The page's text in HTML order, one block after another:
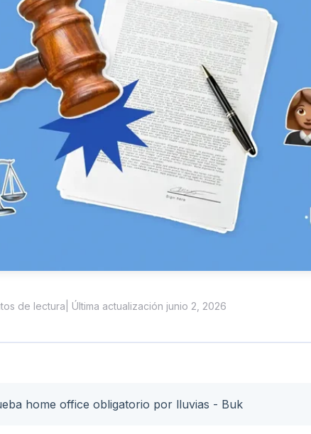
de lectura | Última actualización junio 2, 2026
home office obligatorio por lluvias - Buk